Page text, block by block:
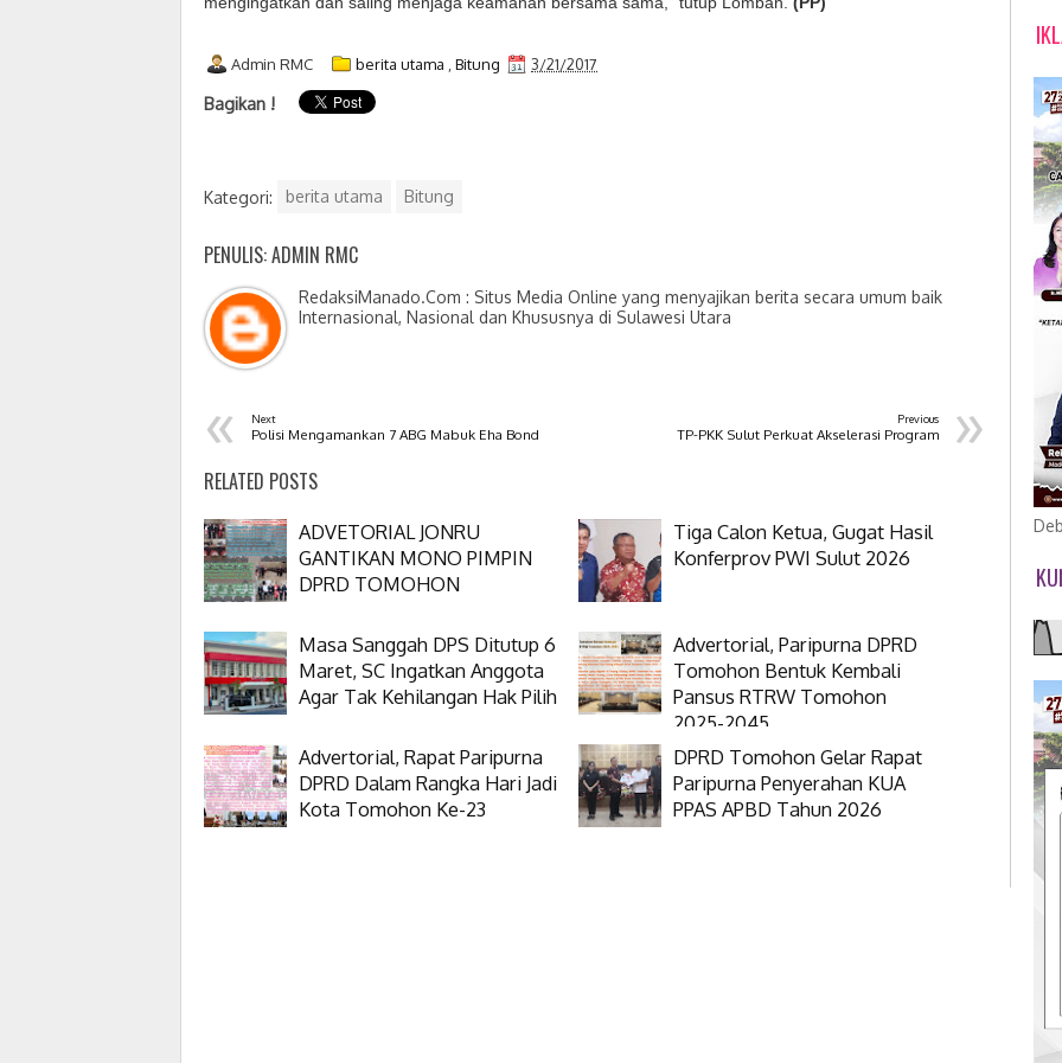
Admin RMC berita utama Bitung 3/21/2017
Bagikan !
Kategori: berita utama Bitung
PENULIS: ADMIN RMC
RedaksiManado.Com : Situs Media Online yang menyajikan berita secara umum baik
Internasional, Nasional dan Khususnya di Sulawesi Utara
« Next
Polisi Mengamankan 7 ABG Mabuk Eha Bond »
Previous
TP-PKK Sulut Perkuat Akselerasi Program
RELATED POSTS
ADVETORIAL JONRU
GANTIKAN MONO PIMPIN
DPRD TOMOHON
Tiga Calon Ketua, Gugat Hasil
Konferprov PWI Sulut 2026
Masa Sanggah DPS Ditutup 6
Maret, SC Ingatkan Anggota
Agar Tak Kehilangan Hak Pilih
Advertorial, Paripurna DPRD
Tomohon Bentuk Kembali
Pansus RTRW Tomohon
2025-2045
Advertorial, Rapat Paripurna
DPRD Dalam Rangka Hari Jadi
Kota Tomohon Ke-23
DPRD Tomohon Gelar Rapat
Paripurna Penyerahan KUA
PPAS APBD Tahun 2026